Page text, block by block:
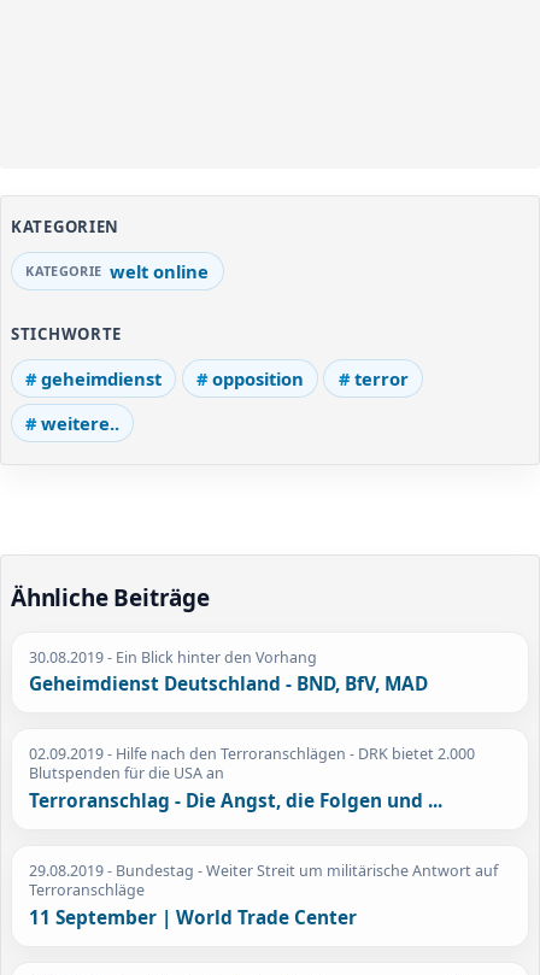
KATEGORIEN
welt online
STICHWORTE
geheimdienst opposition
terror
weitere..
Ähnliche Beiträge
30.08.2019- Ein Blick hinter den Vorhang
Geheimdienst Deutschland - BND, BfV, MAD
02.09.2019- Hilfe nach den Terroranschlägen - DRK bietet 2.000
Blutspenden für die USA an
Terroranschlag - Die Angst, die Folgen und ...
29.08.2019- Bundestag - Weiter Streit um militärische Antwort auf
Terroranschläge
11 September | World Trade Center